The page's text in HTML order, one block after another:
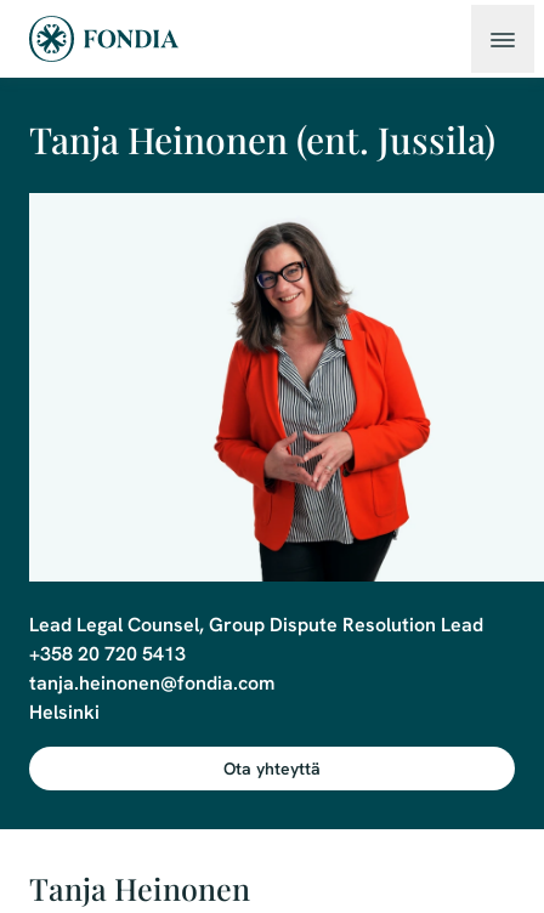
Tanja Heinonen (ent. Jussila)
Lead Legal Counsel, Group Dispute Resolution Lead
+358 20 720 5413
tanja.heinonen@fondia.com
Ota yhteyttä
Tanja Heinonen